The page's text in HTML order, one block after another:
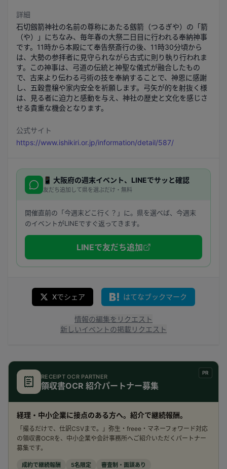
詳細
石切劔箭神社の名前の尊称にあたる劔箭（つるぎや）の「箭
（や）」にちなみ、毎年春の大祭二日目に行われる奉納神事
です。11時から本殿にて奉告祭斎行の後、11時30分頃から
は、大勢の参拝者に見守られながら古式に則り執り行われま
す。この神事は、弓道の伝統と神聖な儀式が融合したもの
で、古来より伝わる弓術の技を奉納することで、神恩に感謝
し、五穀豊穣や家内安全を祈願します。弓矢が的を射抜く様
は、見る者に迫力と感動を与え、神社の歴史と文化を感じさ
せる貴重な機会となります。
公式サイト
https://www.ishikiri.or.jp/information/detail/587/
📱 大阪府の週末イベント、LINEでサッと確認
友だち追加して県を選ぶだけ・無料
開催直前の「今週末どこ行く？」に。県を選べば、今週末
のイベントがLINEですぐ返ってきます。
LINEで友だち追加
Xでシェア はてなブックマーク
情報の編集をリクエスト
新しいイベントの掲載リクエスト
PR
RECEIPT OCR PARTNER
領収書OCR 紹介パートナー募集
経理・中小企業に接点のある方へ。紹介で継続報酬。
「撮るだけで、仕訳CSVまで。」弥生・freee・マネーフォワード対応
の領収書OCRを、中小企業や会計事務所へご紹介いただくパートナー
募集です。
成約で継続報酬 5名限定 審査制・面談あり